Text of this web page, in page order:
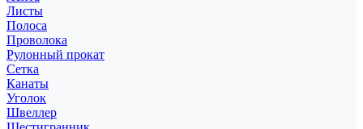
Листы
Полоса
Проволока
Рулонный прокат
Сетка
Канаты
Уголок
Швеллер